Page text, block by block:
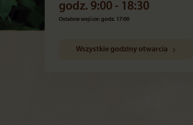
godz. 9:00 - 18:30
Ostatnie wejście: godz. 17:00
Wszystkie godziny otwarcia